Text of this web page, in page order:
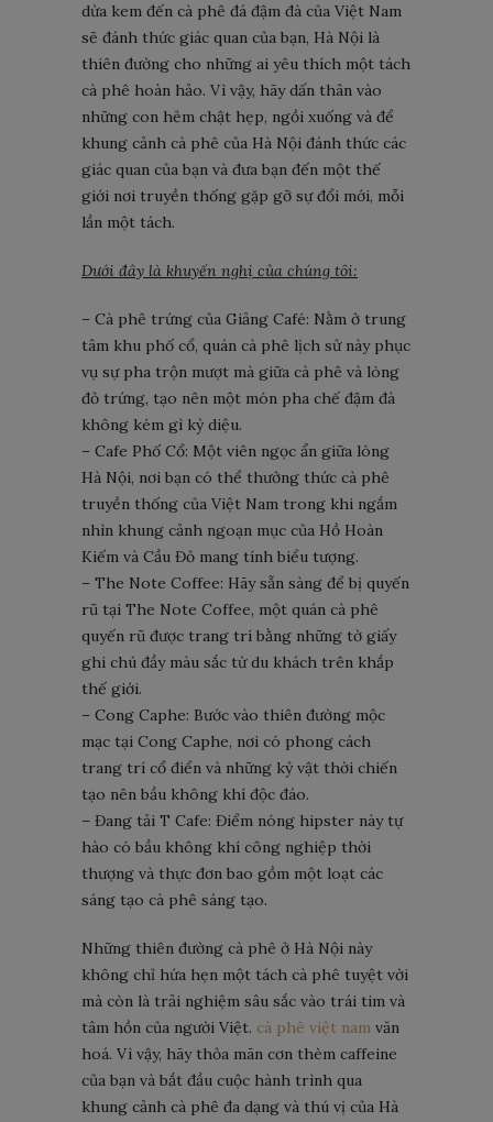
dừa kem đến cà phê đá đậm đà của Việt Nam
sẽ đánh thức giác quan của bạn, Hà Nội là
thiên đường cho những ai yêu thích một tách
cà phê hoàn hảo. Vì vậy, hãy dấn thân vào
những con hẻm chật hẹp, ngồi xuống và để
khung cảnh cà phê của Hà Nội đánh thức các
giác quan của bạn và đưa bạn đến một thế
giới nơi truyền thống gặp gỡ sự đổi mới, mỗi
lần một tách.
Dưới đây là khuyến nghị của chúng tôi:
– Cà phê trứng của Giảng Café: Nằm ở trung
tâm khu phố cổ, quán cà phê lịch sử này phục
vụ sự pha trộn mượt mà giữa cà phê và lòng
đỏ trứng, tạo nên một món pha chế đậm đà
không kém gì kỳ diệu.
– Cafe Phố Cổ: Một viên ngọc ẩn giữa lòng
Hà Nội, nơi bạn có thể thưởng thức cà phê
truyền thống của Việt Nam trong khi ngắm
nhìn khung cảnh ngoạn mục của Hồ Hoàn
Kiếm và Cầu Đỏ mang tính biểu tượng.
– The Note Coffee: Hãy sẵn sàng để bị quyến
rũ tại The Note Coffee, một quán cà phê
quyến rũ được trang trí bằng những tờ giấy
ghi chú đầy màu sắc từ du khách trên khắp
thế giới.
– Cong Caphe: Bước vào thiên đường mộc
mạc tại Cong Caphe, nơi có phong cách
trang trí cổ điển và những kỷ vật thời chiến
tạo nên bầu không khí độc đáo.
– Đang tải T Cafe: Điểm nóng hipster này tự
hào có bầu không khí công nghiệp thời
thượng và thực đơn bao gồm một loạt các
sáng tạo cà phê sáng tạo.
Những thiên đường cà phê ở Hà Nội này
không chỉ hứa hẹn một tách cà phê tuyệt vời
mà còn là trải nghiệm sâu sắc vào trái tim và
tâm hồn của người Việt. cà phê việt nam văn
hoá. Vì vậy, hãy thỏa mãn cơn thèm caffeine
của bạn và bắt đầu cuộc hành trình qua
khung cảnh cà phê đa dạng và thú vị của Hà